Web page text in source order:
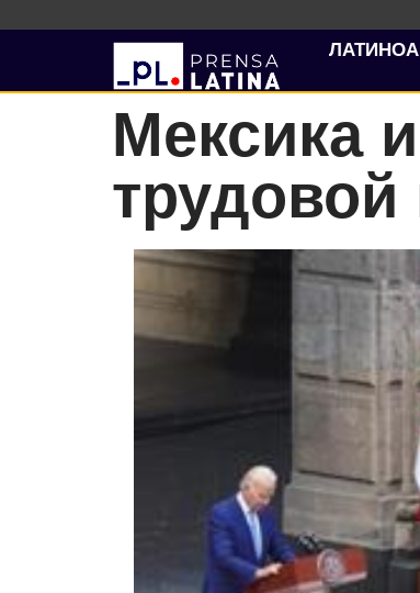
Мексика
трудовой